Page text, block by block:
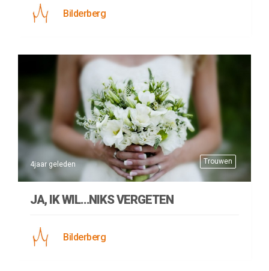
Bilderberg
Trouwen
4jaar geleden
JA, IK WIL…NIKS VERGETEN
Bilderberg